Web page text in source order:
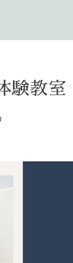
験教室